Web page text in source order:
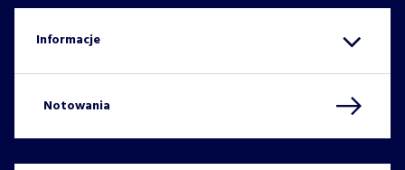
Notowania